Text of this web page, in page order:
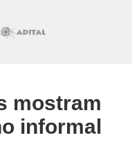
mostram
informal